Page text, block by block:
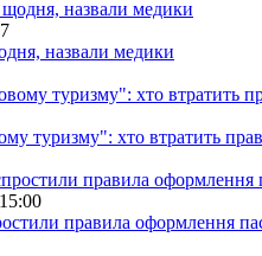
назвали медики
туризму": хто втратить
правила оформлення